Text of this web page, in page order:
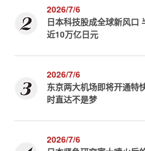
2026/7/6
日本科技股成全球新风口
近10万亿日元
2026/7/6
东京两大机场即将开通特
时直达不是梦
2026/7/6